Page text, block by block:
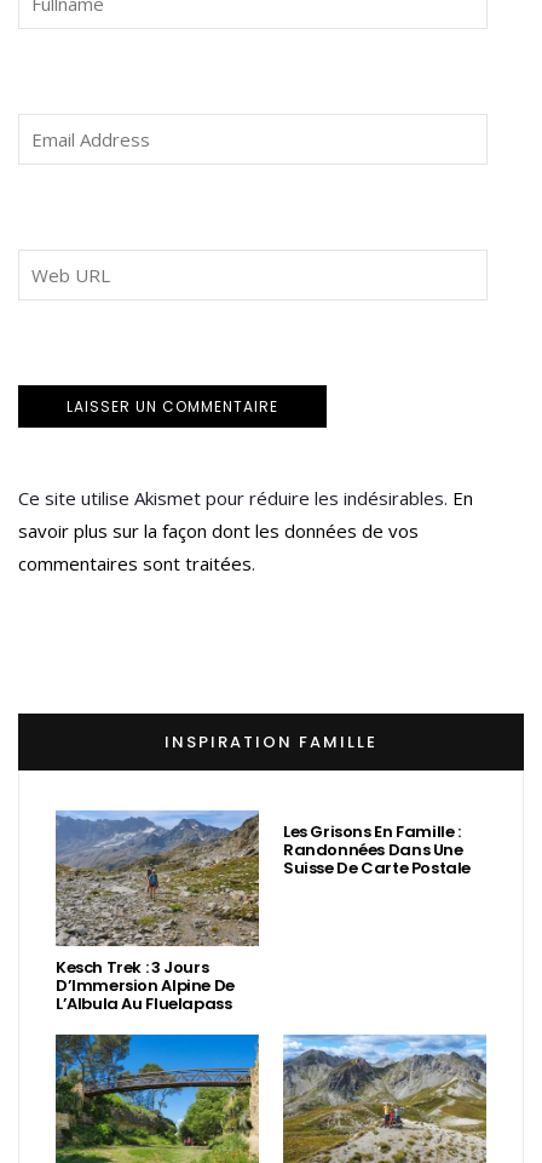
Ce site utilise Akismet pour réduire les indésirables. En
savoir plus sur la façon dont les données de vos
commentaires sont traitées.
INSPIRATION FAMILLE
Kesch Trek : 3 Jours
D’Immersion Alpine De
L’Albula Au Fluelapass
Les Grisons En Famille :
Randonnées Dans Une
Suisse De Carte Postale